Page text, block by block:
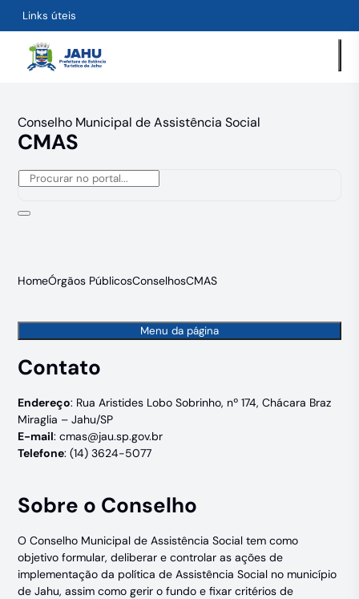
Links úteis
Conselho Municipal de Assistência Social
CMAS
HomeÓrgãos PúblicosConselhosCMAS
Menu da página
Contato
Endereço: Rua Aristides Lobo Sobrinho, nº 174, Chácara Braz
Miraglia – Jahu/SP
E-mail:cmas@jau.sp.gov.br
Telefone: (14) 3624-5077
Sobre o Conselho
O Conselho Municipal de Assistência Social tem como
objetivo formular, deliberar e controlar as ações de
implementação da política de Assistência Social no município
de Jahu, assim como gerir o fundo e fixar critérios de